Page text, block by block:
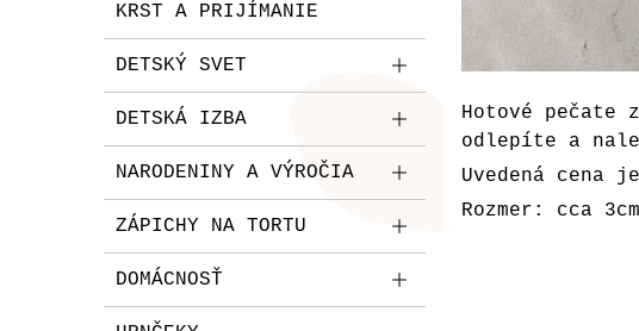
KRST A PRIJÍMANIE
DETSKÝ SVET
DETSKÁ IZBA
NARODENINY A VÝROČIA
ZÁPICHY NA TORTU
DOMÁCNOSŤ
Hotové pečate
odlepíte a
Uvedená cena
Rozmer: cca 3cm